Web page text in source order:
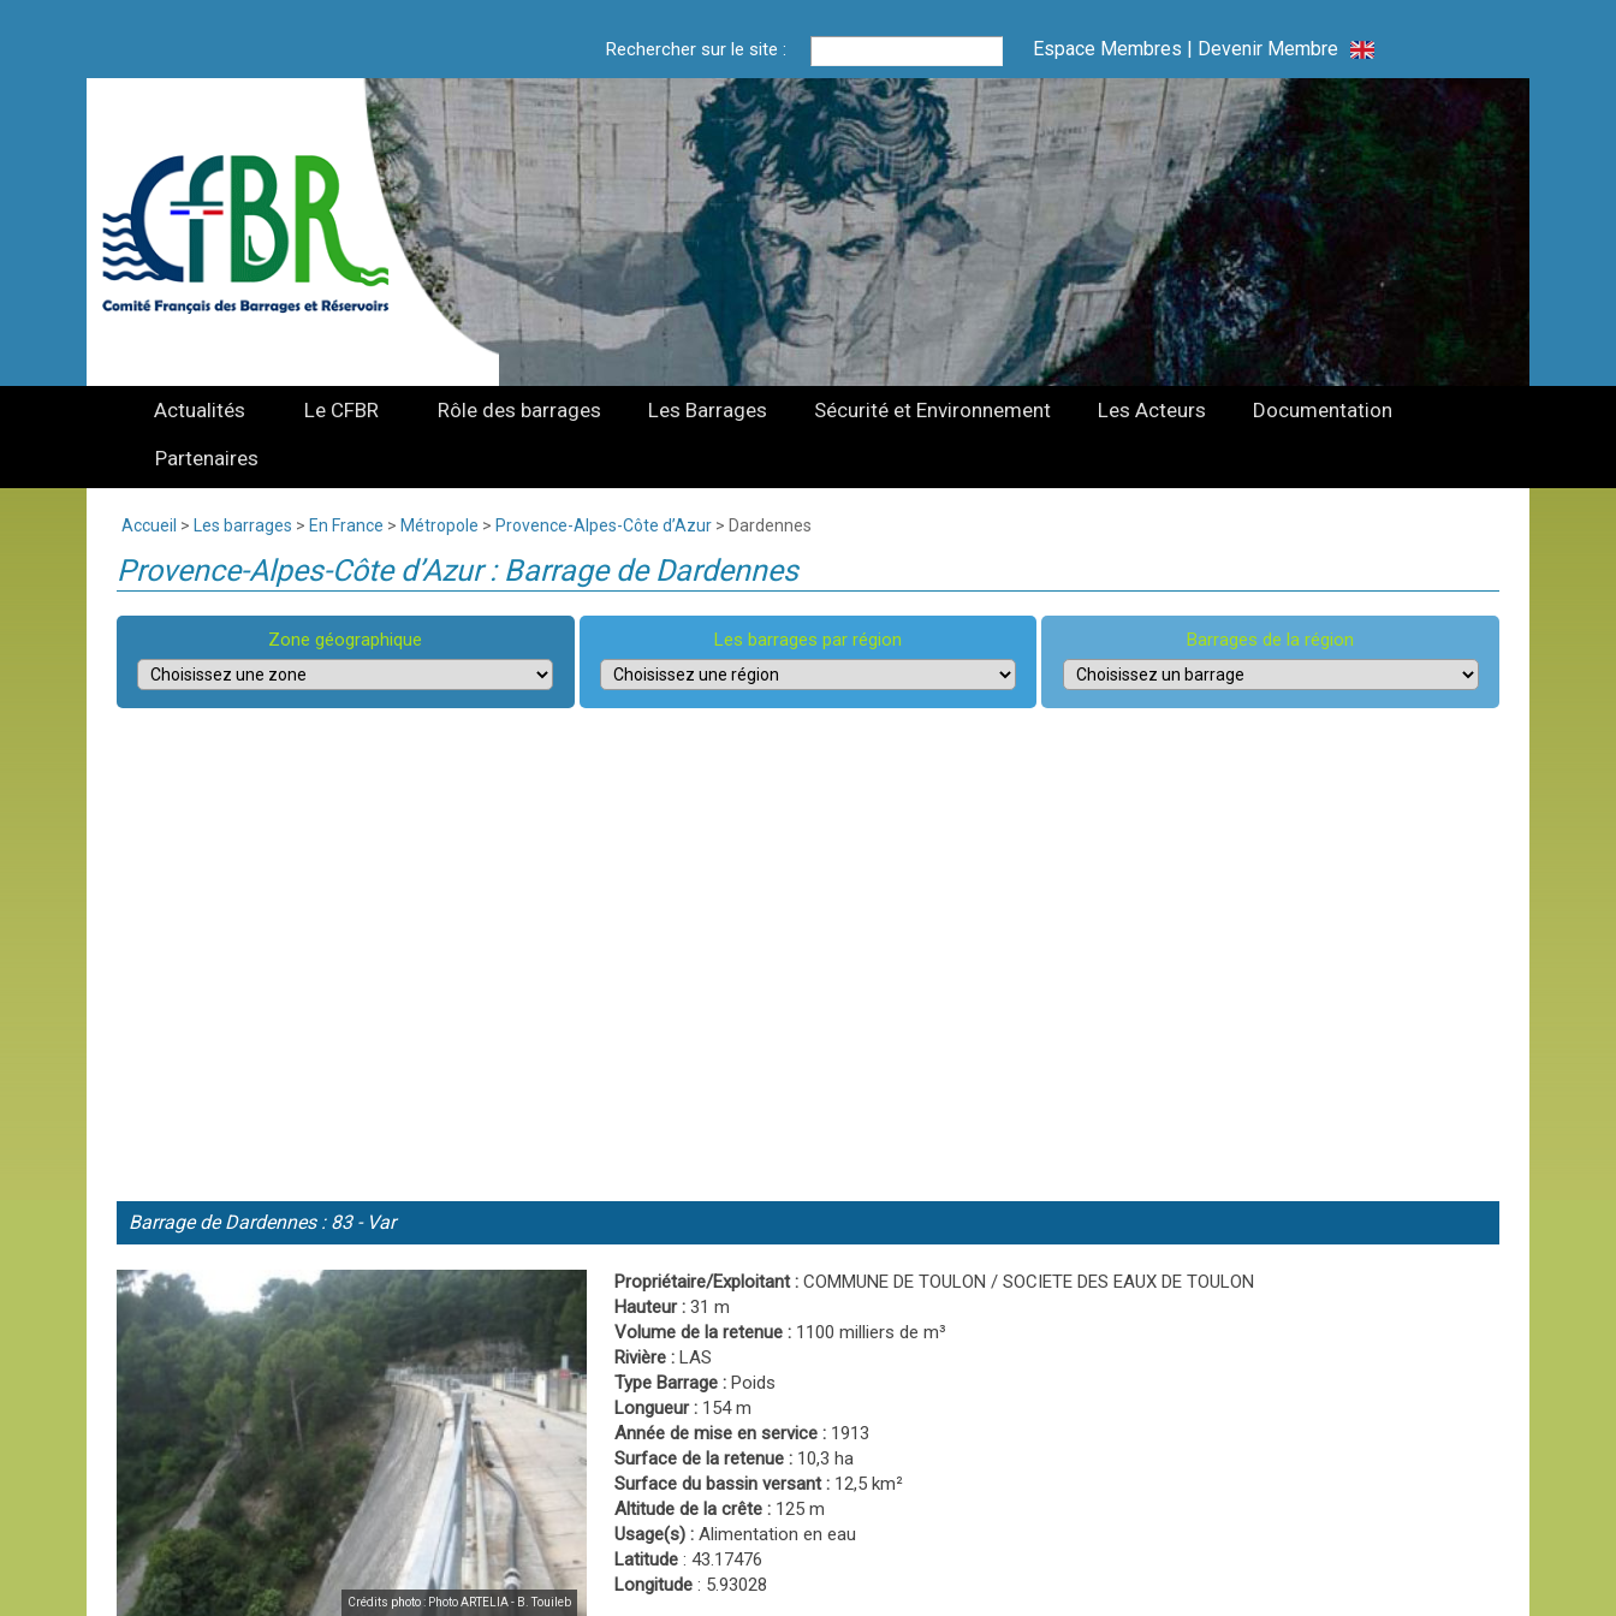
Rechercher sur le site : Espace Membres | Devenir Membre
Actualités Le CFBR Rôle des barrages Les Barrages Sécurité et Environnement Les Acteurs
Documentation
Partenaires
Accueil > Les barrages > En France > Métropole > Provence-Alpes-Côte d’Azur > Dardennes
Provence-Alpes-Côte d’Azur : Barrage de Dardennes
Zone géographique Les barrages par région Barrages de la région
Barrage de Dardennes : 83 - Var
Crédits photo : Photo ARTELIA - B. Touileb
Propriétaire/Exploitant : COMMUNE DE TOULON / SOCIETE DES EAUX DE TOULON
Hauteur : 31 m
Volume de la retenue : 1100 milliers de m³
Rivière : LAS
Type Barrage : Poids
Longueur : 154 m
Année de mise en service : 1913
Surface de la retenue : 10,3 ha
Surface du bassin versant : 12,5 km²
Altitude de la crête : 125 m
Usage(s) : Alimentation en eau
Latitude : 43.17476
Longitude : 5.93028